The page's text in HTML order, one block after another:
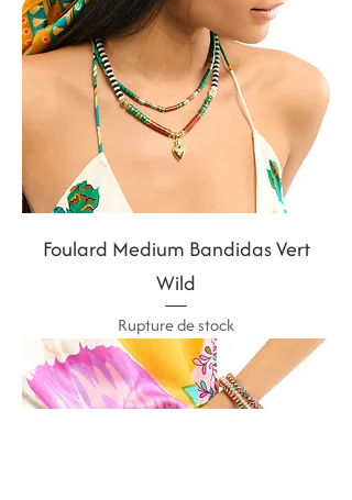
Foulard Medium Bandidas Vert
Wild
Rupture de stock